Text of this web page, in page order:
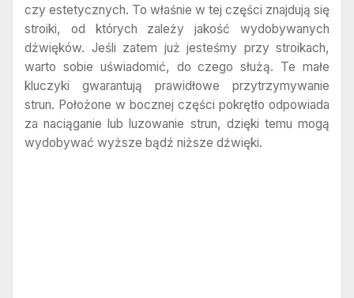
czy estetycznych. To właśnie w tej części znajdują się
stroiki, od których zależy jakość wydobywanych
dźwięków. Jeśli zatem już jesteśmy przy stroikach,
warto sobie uświadomić, do czego służą. Te małe
kluczyki gwarantują prawidłowe przytrzymywanie
strun. Położone w bocznej części pokrętło odpowiada
za naciąganie lub luzowanie strun, dzięki temu mogą
wydobywać wyższe bądź niższe dźwięki.